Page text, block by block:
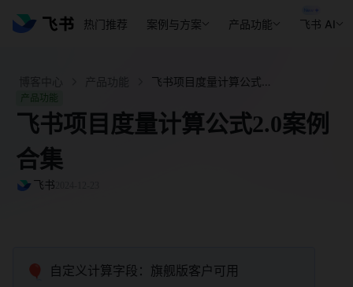
热门推荐 案例与方案 产品功能 飞书 AI
产品功能
飞书项目度量计算公式2.0案例
合集
飞书
🎈
自定义计算字段：旗舰版客户可用